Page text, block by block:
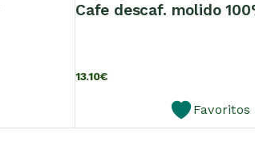
cafe descaf. molido
13.10€
Favoritos